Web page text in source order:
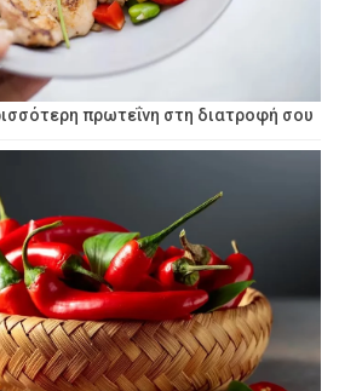
πρωτεΐνη στη διατροφή σου